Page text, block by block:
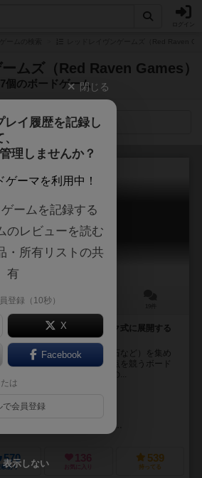
ムズ（Red Raven Games）
個のボードゲーム
検索メニュー
アバブ＆ビロウ
ABOVE and BELOW
分前後
、村の拡大競争。ゲームブック式に展開する
い！
て、商品（魚、キノコ、鉱石など）を集め
建物を建てたりしながら得点を競うボード
ムブック風味。何が起こるの...
（Ryan Laukat）
570
験あり
136
お気に入り
539
持ってる
閉じる
イ履歴を記録し
理しませんか？
ゲーマを利用中！
ームを記録する
のレビューを読む
・所有リストの共
有
登録（10秒）
X
Facebook
は
で会員登録
表示しない